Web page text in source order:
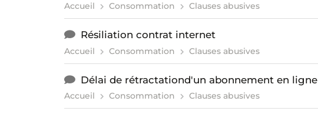
Accueil Consommation Clauses abusives
Résiliation contrat internet
Accueil Consommation Clauses abusives
Délai de rétractationd'un abonnement en ligne
Accueil Consommation Clauses abusives